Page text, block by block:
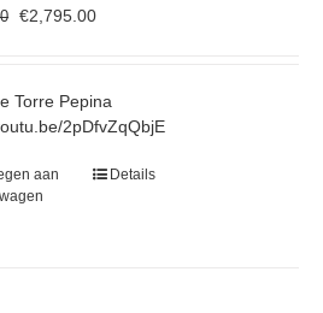
Oorspronkelijke
€2,795.00Huidige
Torre Pepina
2pDfvZqQbjE
aan
Details